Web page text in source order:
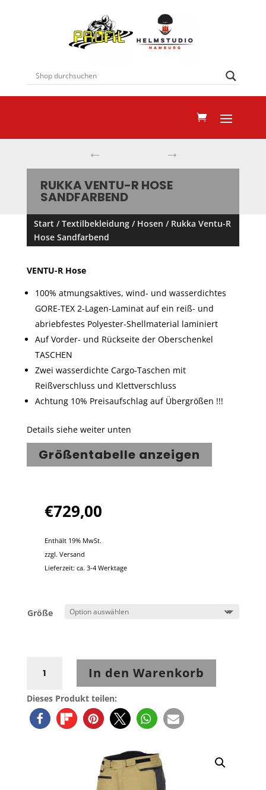
← →
RUKKA VENTU-R HOSE
SANDFARBEND
Dieses Produkt teilen:
Start /Textilbekleidung/ Hosen / Rukka Ventu-R
Hose Sandfarbend
VENTU-R Hose
100% atmungsaktives, wind- und wasserdichtes
GORE-TEX 2-Lagen-Laminat auf ein reiß- und
abriebfestes Polyester-Shellmaterial laminiert
Auf Vorder- und Rückseite der Oberschenkel
TASCHEN
Zwei wasserdichte Cargo-Taschen mit
Reißverschluss und Klettverschluss
Achtung 10% Preisaufschlag auf Übergrößen !!!
Details siehe weiter unten
Größentabelle anzeigen
€729,00
Enthält 19% MwSt.
zzgl. Versand
Lieferzeit: ca. 3-4 Werktage
Größe
Ventu-
Hose
Sandfarbend
Menge
In den Warenkorb